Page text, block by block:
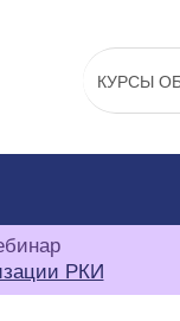
КУРСЫ
РКИ